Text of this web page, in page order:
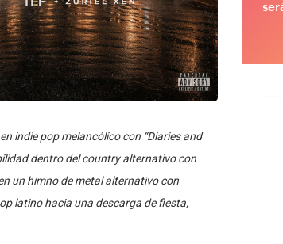
indie pop melancólico con “Diaries and
dentro del country alternativo con
un himno de metal alternativo con
latino hacia una descarga de fiesta,